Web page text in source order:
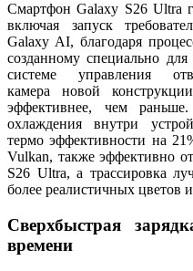
Смартфон Galaxy S26 Ultra
включая запуск
Galaxy AI, благодаря
созданному специально
системе управления
камера новой
эффективнее, чем раньше.
охлаждения внутри
термо эффективности на
Vulkan, также эффективно
S26 Ultra, а трассировка
более реалистичных цветов
Сверхбыстрая
времени